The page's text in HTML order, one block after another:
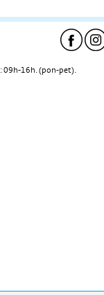
09h-16h. (pon-pet).